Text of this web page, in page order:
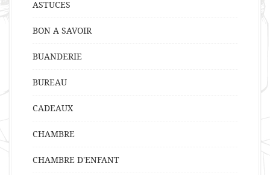
ASTUCES
BON A SAVOIR
BUANDERIE
BUREAU
CADEAUX
CHAMBRE
CHAMBRE D'ENFANT